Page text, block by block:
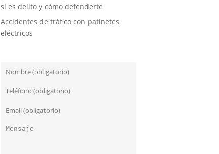
si es delito y cómo defenderte
Accidentes de tráfico con patinetes
eléctricos